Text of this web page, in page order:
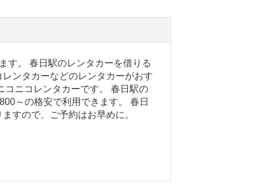
す。 春日駅のレンタカーを借りる
ンタカーなどのレンタカーがおす
コニコレンタカーです。 春日駅の
～の格安で利用できます。 春日
すので、ご予約はお早めに。